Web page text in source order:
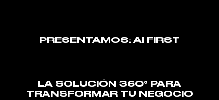
PRESENTAMOS: AI FIRST
LA SOLUCIÓN 360° PARA
TRANSFORMAR TU NEGOCIO